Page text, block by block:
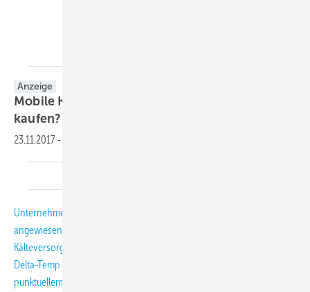
Anzeige
Mobile Kälte & Klima Besser mieten statt
kaufen?
23.11.2017 -
Unternehmen, die auf kälte- und klimatechnische Anlagen
angewiesen sind, können ein „Lied“ davon singen: Die hauseigene
Kälteversorgung „streikt“. Soforthilfe muss her! Gut, dass man bei
Delta-Temp zügig den passenden Ersatz mieten kann. Auch bei
punktuellem oder geplantem Mehrbedarf Ihrer Kälteversorgung/-